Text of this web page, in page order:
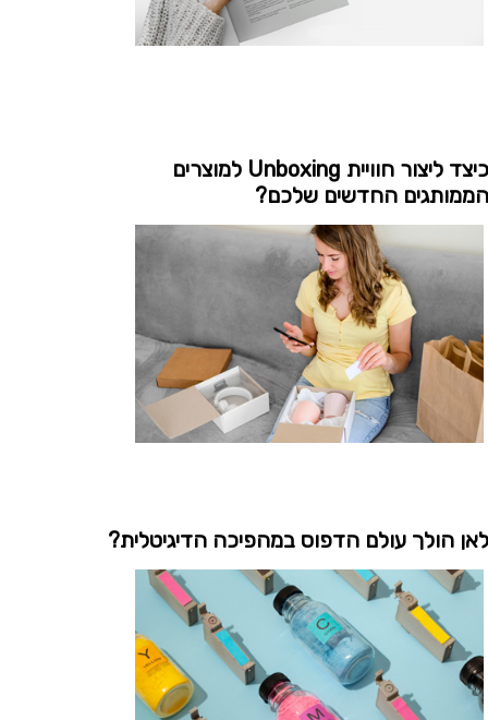
כיצד ליצור חוויית Unboxing למוצרים
הממותגים החדשים שלכם?
לאן הולך עולם הדפוס במהפיכה הדיגיטלית?